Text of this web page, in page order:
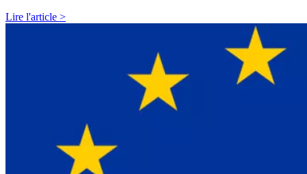
Lire l'article >